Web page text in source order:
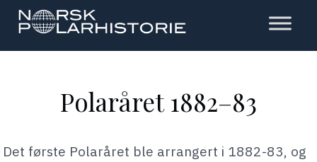
Hopp
hovedinnholdet
Polarhistorie
Polaråret 1882–83
Det første Polaråret ble arrangert i 1882-83, og